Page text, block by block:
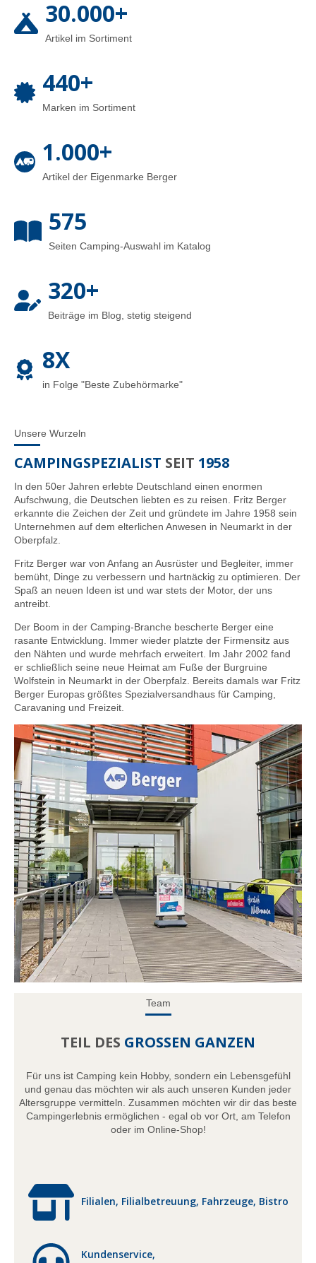
30.000+
Artikel im Sortiment
440+
Marken im Sortiment
1.000+
Artikel der Eigenmarke Berger
575
Seiten Camping-Auswahl im Katalog
320+
Beiträge im Blog, stetig steigend
8X
in Folge "Beste Zubehörmarke"
Unsere Wurzeln
CAMPINGSPEZIALIST SEIT 1958
In den 50er Jahren erlebte Deutschland einen enormen
Aufschwung, die Deutschen liebten es zu reisen. Fritz Berger
erkannte die Zeichen der Zeit und gründete im Jahre 1958 sein
Unternehmen auf dem elterlichen Anwesen in Neumarkt in der
Oberpfalz.
Fritz Berger war von Anfang an Ausrüster und Begleiter, immer
bemüht, Dinge zu verbessern und hartnäckig zu optimieren. Der
Spaß an neuen Ideen ist und war stets der Motor, der uns
antreibt.
Der Boom in der Camping-Branche bescherte Berger eine
rasante Entwicklung. Immer wieder platzte der Firmensitz aus
den Nähten und wurde mehrfach erweitert. Im Jahr 2002 fand
er schließlich seine neue Heimat am Fuße der Burgruine
Wolfstein in Neumarkt in der Oberpfalz. Bereits damals war Fritz
Berger Europas größtes Spezialversandhaus für Camping,
Caravaning und Freizeit.
Team
TEIL DES GROSSEN GANZEN
Für uns ist Camping kein Hobby, sondern ein Lebensgefühl
und genau das möchten wir als auch unseren Kunden jeder
Altersgruppe vermitteln. Zusammen möchten wir dir das beste
Campingerlebnis ermöglichen - egal ob vor Ort, am Telefon
oder im Online-Shop!
Filialen, Filialbetreuung, Fahrzeuge, Bistro
Kundenservice,